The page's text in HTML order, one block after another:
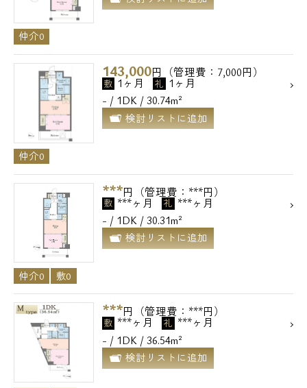
仲介0
143,000円（管理費：7,000円）
敷 1ヶ月 礼 1ヶ月
- / 1DK / 30.74m²
検討リストに追加
仲介0
***円（管理費：***円）
敷 ***ヶ月 礼 ***ヶ月
- / 1DK / 30.31m²
検討リストに追加
仲介0 敷0
***円（管理費：***円）
敷 ***ヶ月 礼 ***ヶ月
- / 1DK / 36.54m²
検討リストに追加